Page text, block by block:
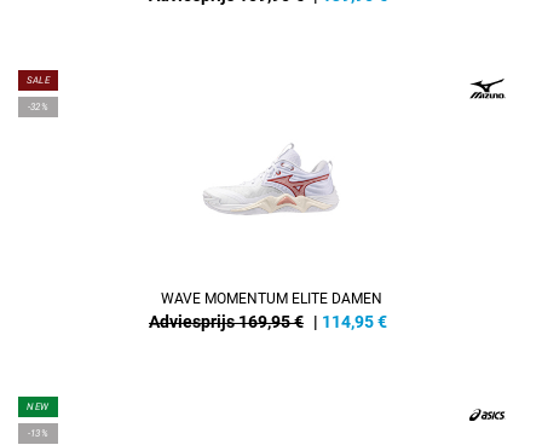
SALE
-32%
WAVE MOMENTUM ELITE DAMEN
Adviesprijs 169,95 € | 114,95€
NEW
-13%